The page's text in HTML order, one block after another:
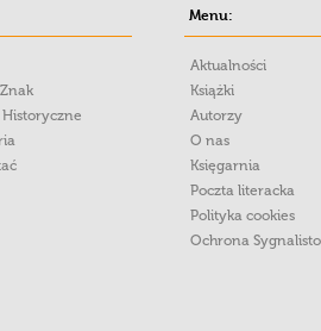
Menu:
Aktualności
Książki
Autorzy
O nas
Księgarnia
Poczta literacka
Polityka cookies
Ochrona